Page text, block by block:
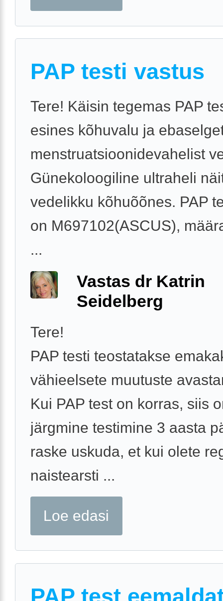
PAP testi vastus
Tere! Käisin tegemas PAP
esines kõhuvalu ja
menstruatsioonidevahelist
Günekoloogiline ultraheli
vedelikku kõhuõõnes. PAP
on M697102(ASCUS),
...
Vastas dr Katrin
Seidelberg
Tere!
PAP testi teostatakse
vähieelsete muutuste
Kui PAP test on korras, siis
järgmine testimine 3 aasta
raske uskuda, et kui olete
naistearsti ...
Loe edasi